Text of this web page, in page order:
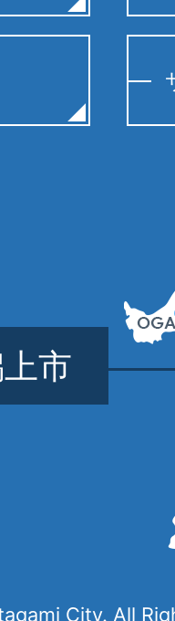
市
City. All